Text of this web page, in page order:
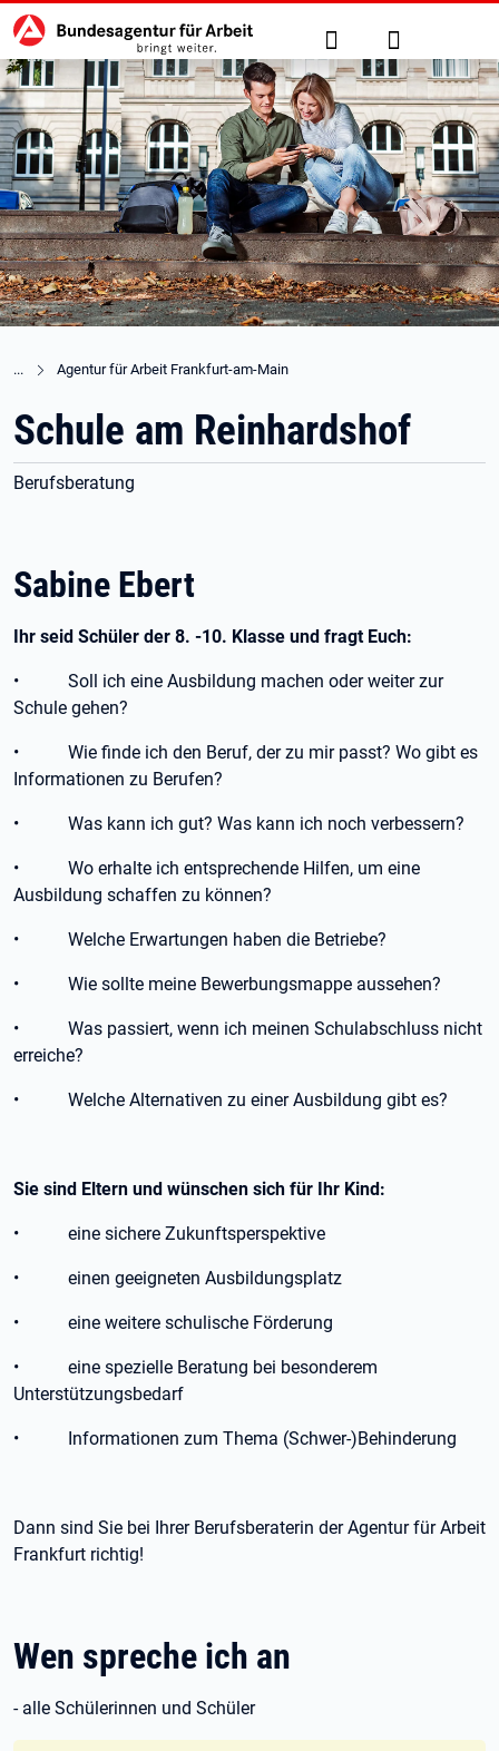
zu den Hauptinhalten springen
Hauptnavigation Suche Anmelden
Agentur für Arbeit Frankfurt-am-Main
Schule am Reinhardshof
Berufsberatung
Sabine Ebert
Ihr seid Schüler der 8. -10. Klasse und fragt Euch:
• Soll ich eine Ausbildung machen oder weiter zur
Schule gehen?
• Wie finde ich den Beruf, der zu mir passt? Wo gibt es
Informationen zu Berufen?
• Was kann ich gut? Was kann ich noch verbessern?
• Wo erhalte ich entsprechende Hilfen, um eine
Ausbildung schaffen zu können?
• Welche Erwartungen haben die Betriebe?
• Wie sollte meine Bewerbungsmappe aussehen?
• Was passiert, wenn ich meinen Schulabschluss nicht
erreiche?
• Welche Alternativen zu einer Ausbildung gibt es?
Sie sind Eltern und wünschen sich für Ihr Kind:
• eine sichere Zukunftsperspektive
• einen geeigneten Ausbildungsplatz
• eine weitere schulische Förderung
• eine spezielle Beratung bei besonderem
Unterstützungsbedarf
• Informationen zum Thema (Schwer-)Behinderung
Dann sind Sie bei Ihrer Berufsberaterin der Agentur für Arbeit
Frankfurt richtig!
Wen spreche ich an
- alle Schülerinnen und Schüler